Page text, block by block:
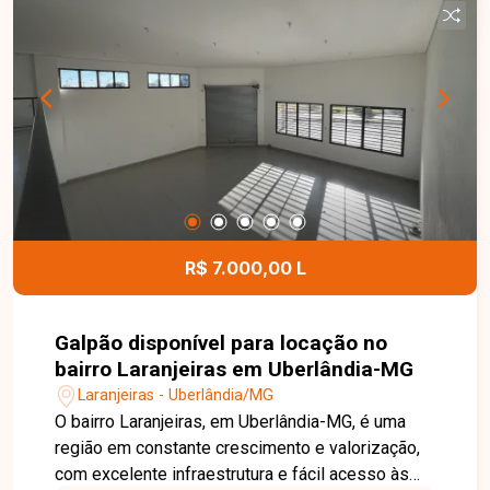
funcionalidade para o dia a dia. O condomínio
dispõe de portaria 24 horas, playground, quadra
esportiva e quiosque com churrasqueira,
proporcionando mais segurança, lazer e
comodidade para toda a família. Uma excelente
oportunidade para quem busca um apartamento
bem localizado, com condomínio completo e
ótimo custo-benefício. Entre em contato e
agende sua visita!
R$ 7.000,00 L
Galpão disponível para locação no
bairro Laranjeiras em Uberlândia-MG
Laranjeiras - Uberlândia/MG
O bairro Laranjeiras, em Uberlândia-MG, é uma
região em constante crescimento e valorização,
com excelente infraestrutura e fácil acesso às